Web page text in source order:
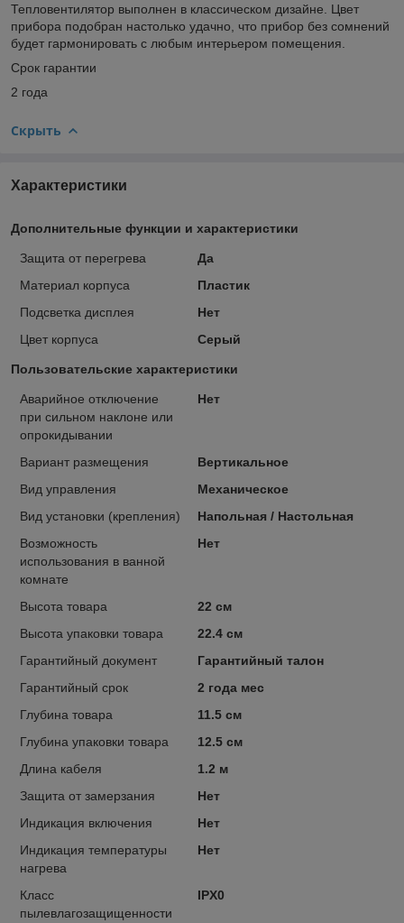
Тепловентилятор выполнен в классическом дизайне. Цвет
прибора подобран настолько удачно, что прибор без сомнений
будет гармонировать с любым интерьером помещения.
Срок гарантии
2 года
Скрыть
Характеристики
Дополнительные функции и характеристики
Защита от перегрева
Да
Материал корпуса
Пластик
Подсветка дисплея
Нет
Цвет корпуса
Серый
Пользовательские характеристики
Аварийное отключение
при сильном наклоне или
опрокидывании
Нет
Вариант размещения
Вертикальное
Вид управления
Механическое
Вид установки (крепления)
Напольная / Настольная
Возможность
использования в ванной
комнате
Нет
Высота товара
22 см
Высота упаковки товара
22.4 см
Гарантийный документ
Гарантийный талон
Гарантийный срок
2 года мес
Глубина товара
11.5 см
Глубина упаковки товара
12.5 см
Длина кабеля
1.2 м
Защита от замерзания
Нет
Индикация включения
Нет
Индикация температуры
нагрева
Нет
Класс
пылевлагозащищенности
IPX0